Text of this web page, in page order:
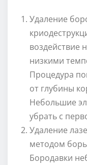
Удаление
воздействие
низкими
Процедура
от глубины
Небольшие
убрать с
Удаление
методом
Бородавки